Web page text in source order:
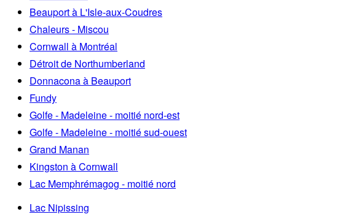
Beauport à L'Isle-aux-Coudres
Chaleurs - Miscou
Cornwall à Montréal
Détroit de Northumberland
Donnacona à Beauport
Fundy
Golfe - Madeleine - moitié nord-est
Golfe - Madeleine - moitié sud-ouest
Grand Manan
Kingston à Cornwall
Lac Memphrémagog - moitié nord
Lac Nipissing